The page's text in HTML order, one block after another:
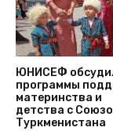
ЮНИСЕФ
программы
материнства и
детства с
Туркменистана